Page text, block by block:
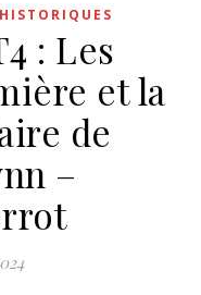
HISTORIQUES
: Les
et la
de
–